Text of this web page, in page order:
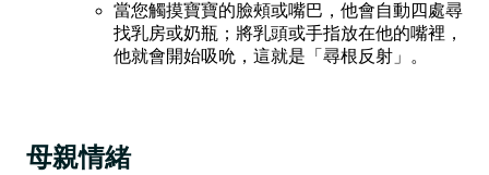
當您觸摸寶寶的臉頰或嘴巴，他會自動四處尋
找乳房或奶瓶；將乳頭或手指放在他的嘴裡，
他就會開始吸吮，這就是「尋根反射」。
母親情緒